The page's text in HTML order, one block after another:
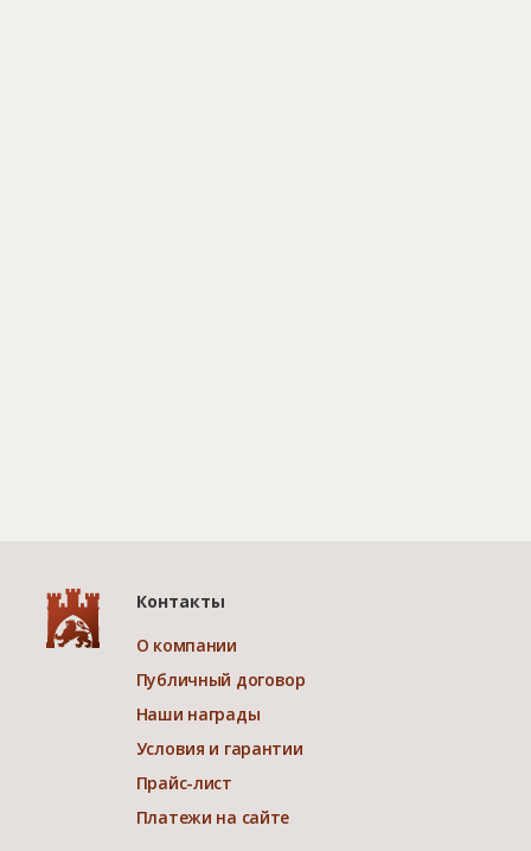
Контакты
О компании
Публичный договор
Наши награды
Условия и гарантии
Прайс-лист
Платежи на сайте